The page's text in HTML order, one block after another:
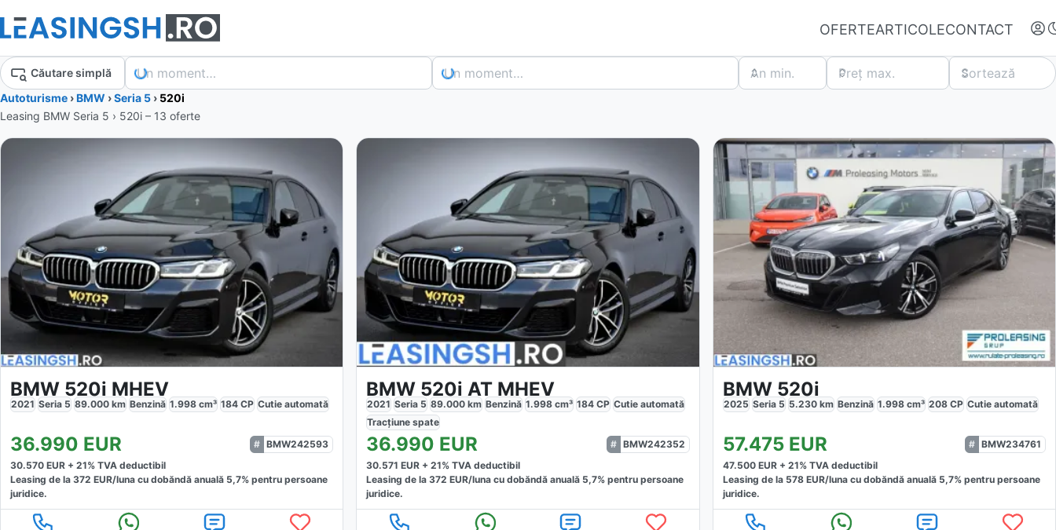
OFERTEARTICOLECONTACT
Autentifică-te
Nu ai oferte favorite
Un moment… Un moment… An min. Preț max.
Căutare simplă Sortează
Autoturisme ›BMW ›Seria 5 › 520i
Leasing BMW Seria 5 › 520i – 13 oferte
BMW 520i MHEV
2021 Seria 5 89.000 km Benzină 1.998 cm³ 184 CP Cutie automată
36.990 EUR
BMW242593
30.570 EUR + 21% TVA deductibil
Leasing de la 372 EUR/luna cu dobăndă anuală 5,7% pentru persoane
juridice.
BMW 520i AT MHEV
2021 Seria 5 89.000 km Benzină 1.998 cm³ 184 CP Cutieautomată
Tracțiunespate
36.990 EUR
BMW242352
30.571 EUR +21% TVA deductibil
Leasing de la372 EUR/luna cu dobăndă anuală 5,7% pentru persoane
juridice.
BMW 520i
2025 Seria 5 5.230km Benzină 1.998cm³ 208CP Cutie automată
57.475EUR
BMW234761
47.500EUR + 21% TVA deductibil
Leasing de la 578EUR/lunacu dobăndă anuală 5,7% pentru persoane
juridice.